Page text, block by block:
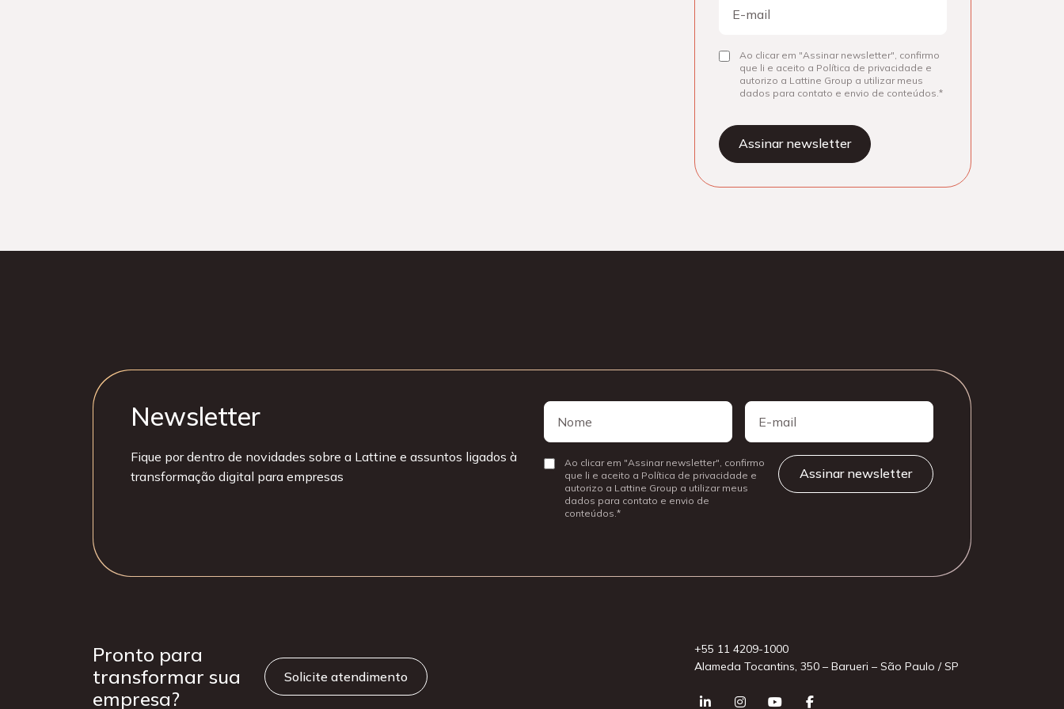
mail
ConsentirAo clicar em "Assinar newsletter", confirmo
que li e aceito a Política de privacidade e
autorizo a Lattine Group a utilizar meus
dados para contato e envio de conteúdos.
Newsletter
Fique por dentro de novidades sobre a Lattine e assuntos ligados à
transformação digital para empresas
Nome
E-
mail
ConsentirAo clicar em "Assinar newsletter", confirmo
que li e aceito a Política de privacidade e
autorizo a Lattine Group a utilizar meus
dados para contato e envio de
conteúdos.
Pronto para
transformar sua
empresa?
Solicite atendimento
+55 11 4209-1000
Alameda Tocantins, 350 – Barueri – São Paulo / SP